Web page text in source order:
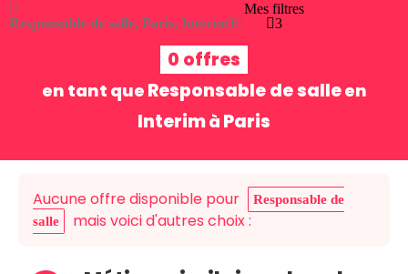
Responsable de salle, Paris, Interim3
Mes filtres
3
0 offres
en tant que Responsable de salleen
Interimà Paris
Aucune offre disponible pour
Responsable de
salle
mais voici d'autres choix :